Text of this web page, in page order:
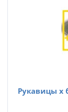
Рукавицы х